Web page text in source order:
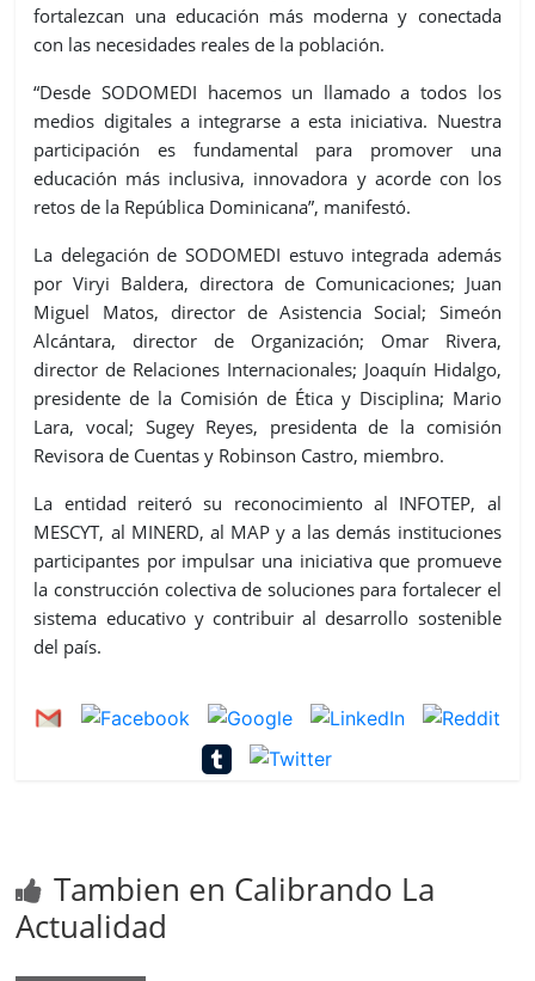
fortalezcan una educación más moderna y conectada
con las necesidades reales de la población.
“Desde SODOMEDI hacemos un llamado a todos los
medios digitales a integrarse a esta iniciativa. Nuestra
participación es fundamental para promover una
educación más inclusiva, innovadora y acorde con los
retos de la República Dominicana”, manifestó.
La delegación de SODOMEDI estuvo integrada además
por Viryi Baldera, directora de Comunicaciones; Juan
Miguel Matos, director de Asistencia Social; Simeón
Alcántara, director de Organización; Omar Rivera,
director de Relaciones Internacionales; Joaquín Hidalgo,
presidente de la Comisión de Ética y Disciplina; Mario
Lara, vocal; Sugey Reyes, presidenta de la comisión
Revisora de Cuentas y Robinson Castro, miembro.
La entidad reiteró su reconocimiento al INFOTEP, al
MESCYT, al MINERD, al MAP y a las demás instituciones
participantes por impulsar una iniciativa que promueve
la construcción colectiva de soluciones para fortalecer el
sistema educativo y contribuir al desarrollo sostenible
del país.
Tambien en Calibrando La
Actualidad